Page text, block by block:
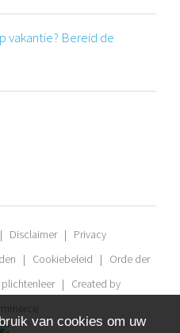
vakantie? Bereid de
| Disclaimer| Privacy
| Cookiebeleid | Orde der
| Created by
van cookies om uw